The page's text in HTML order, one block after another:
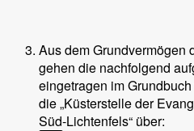
Aus dem Grundvermögen
gehen die nachfolgend
eingetragen im
die „Küsterstelle der
Süd-Lichtenfels“ über: